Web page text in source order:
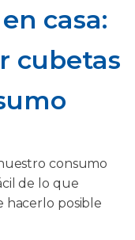
casa:
cubetas
consumo
de lo que
hacerlo posible